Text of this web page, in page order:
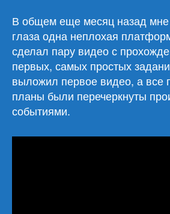
В общем еще месяц назад мне
глаза одна неплохая
сделал пару видео с
первых, самых простых
выложил первое видео, а
планы были перечеркнуты
событиями.